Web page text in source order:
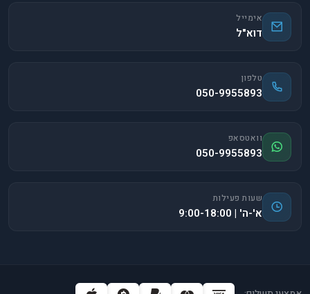
אימייל
דוא"ל
טלפון
050-9955893
וואטסאפ
050-9955893
שעות פעילות
א'-ה' | 9:00-18:00